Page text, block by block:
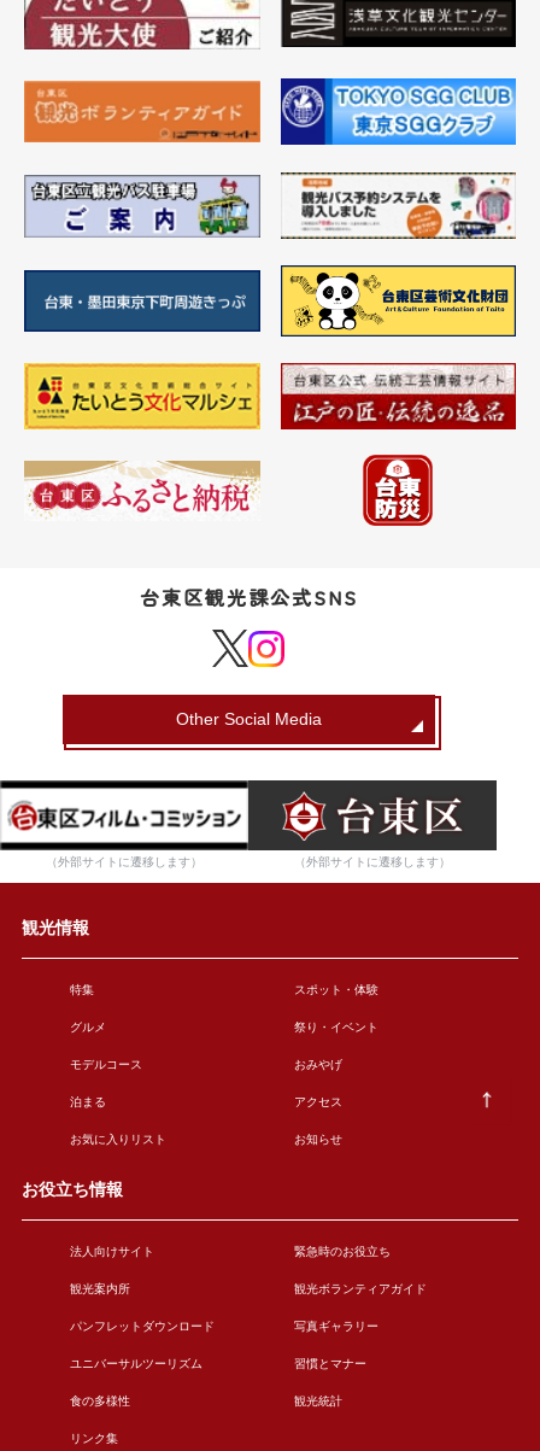
台東区観光課公式SNS
Other Social Media
（外部サイトに遷移します） （外部サイトに遷移します）
観光情報
特集 スポット・体験
グルメ 祭り・イベント
モデルコース おみやげ
泊まる アクセス
お気に入りリスト お知らせ
お役立ち情報
法人向けサイト 緊急時のお役立ち
観光案内所 観光ボランティアガイド
パンフレットダウンロード 写真ギャラリー
ユニバーサルツーリズム 習慣とマナー
食の多様性 観光統計
リンク集